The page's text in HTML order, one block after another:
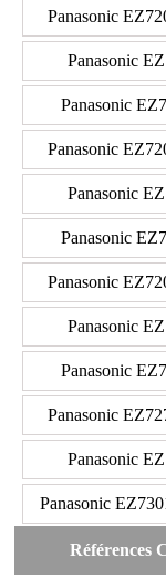
Panasonic
Panasonic
Panasonic
Panasonic
Panasonic
Panasonic
Panasonic
Panasonic
Panasonic
Panasonic
Panasonic
Panasonic
Références